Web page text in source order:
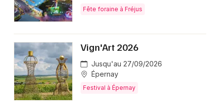
Fête foraine à Fréjus
Vign'Art 2026
Jusqu'au 27/09/2026
Épernay
Festival à Épernay